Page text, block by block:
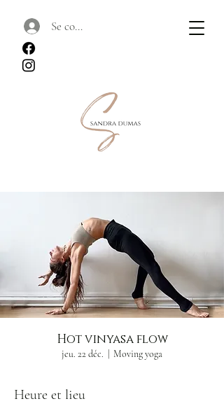
Se connecter
Hot vinyasa flow
jeu. 22 déc. Moving yoga
Heure et lieu